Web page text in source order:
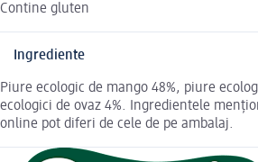
Contine gluten
Ingrediente
Piure ecologic de mango 48%, piure
ecologici de ovaz 4%. Ingredientele
online pot diferi de cele de pe ambalaj.